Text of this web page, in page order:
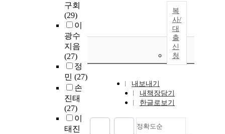
구회
(29)
이
광수
지음
(27)
정
민 (27)
손
진태
(27)
이
태진
복
사/
대
출
신
청
내보내기
내책장담기
한글로보기
정확도순